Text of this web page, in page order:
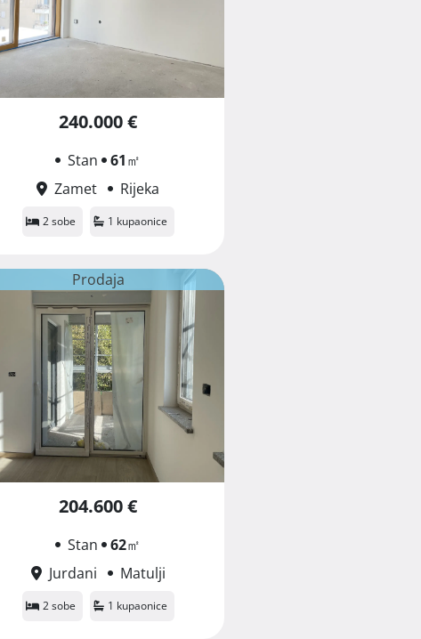
240.000 €
Stan 61㎡
Zamet
Rijeka
2 sobe 1 kupaonice
Prodaja
204.600 €
Stan 62㎡
Jurdani
Matulji
2 sobe 1 kupaonice